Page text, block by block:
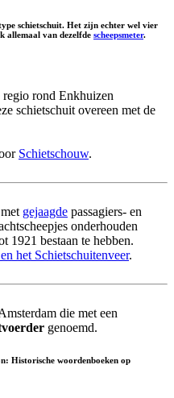
schietschuit. Het zijn echter wel vier
allemaal van dezelfde scheepsmeter.
regio rond Enkhuizen
schietschuit overeen met de
Schietschouw.
gejaagde passagiers- en
onderhouden
1921 bestaan te hebben.
het Schietschuitenveer.
die met een
genoemd.
Historische woordenboeken op